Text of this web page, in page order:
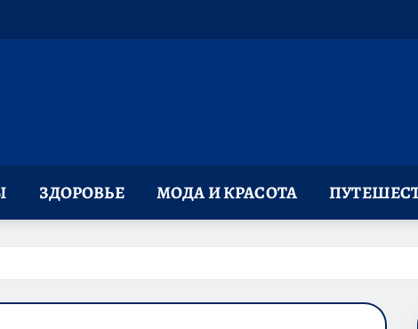
ЗДОРОВЬЕ МОДА И КРАСОТА